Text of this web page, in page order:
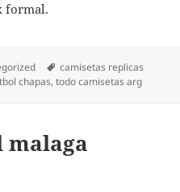
formal.
Etiquetas
camisetas replicas
chapas,todo camisetas arg
malaga